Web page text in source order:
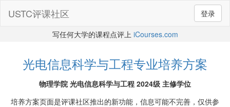
登录
USTC评课社区
写任何大学的课程点评上 iCourses.com
光电信息科学与工程专业培养方案
物理学院 光电信息科学与工程 2024级 主修学位
培养方案页面是评课社区推出的新功能，信息可能不完善，仅供参